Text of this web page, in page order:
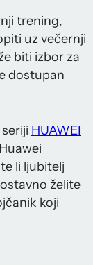
trening,
uz večernji
biti izbor za
dostupan
HUAWEI
li ljubitelj
želite
koji